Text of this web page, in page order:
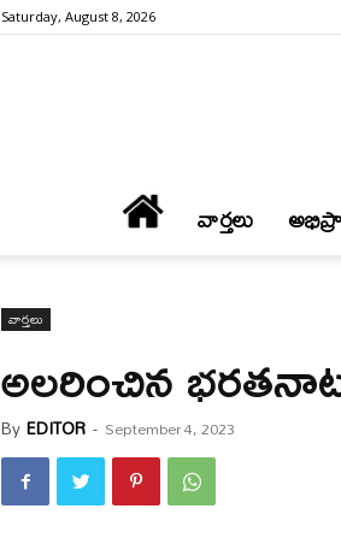
Saturday, August 8, 2026
వార్త‌లు
వార్త‌లు
అలరించిన
ByEDITOR - September 4, 2023